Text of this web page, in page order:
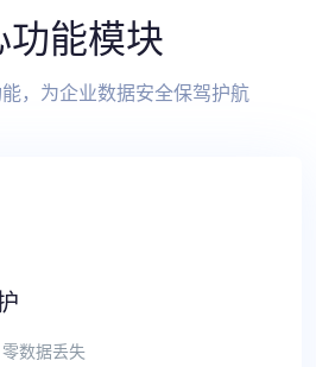
功能模块
，为企业数据安全保驾护航
数据丢失